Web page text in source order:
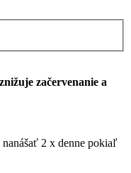
znižuje začervenanie a
2 x denne pokiaľ